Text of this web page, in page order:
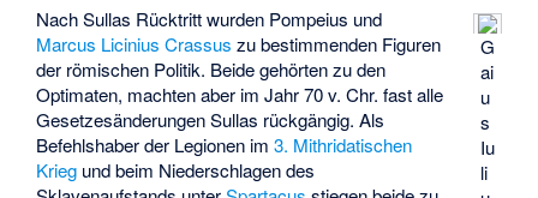
G
ai
u
s
Iu
li
Nach Sullas Rücktritt wurden Pompeius und
Marcus Licinius Crassus zu bestimmenden Figuren
der römischen Politik. Beide gehörten zu den
Optimaten, machten aber im Jahr 70 v. Chr. fast alle
Gesetzesänderungen Sullas rückgängig. Als
Befehlshaber der Legionen im3. Mithridatischen
Krieg und beim Niederschlagen des